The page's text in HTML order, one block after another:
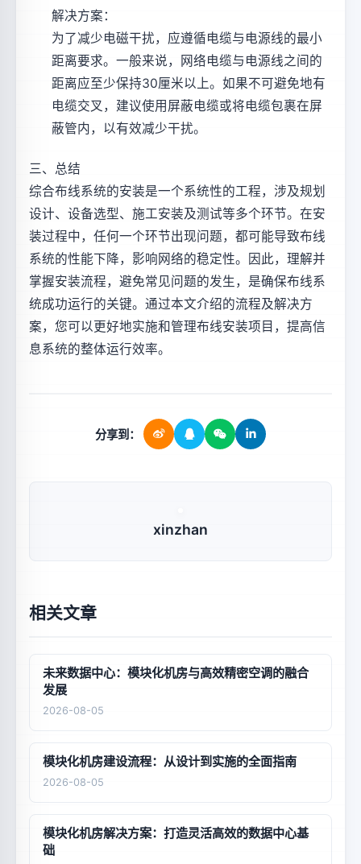
解决方案：
为了减少电磁干扰，应遵循电缆与电源线的最小
距离要求。一般来说，网络电缆与电源线之间的
距离应至少保持30厘米以上。如果不可避免地有
电缆交叉，建议使用屏蔽电缆或将电缆包裹在屏
蔽管内，以有效减少干扰。
三、总结
综合布线系统的安装是一个系统性的工程，涉及规划
设计、设备选型、施工安装及测试等多个环节。在安
装过程中，任何一个环节出现问题，都可能导致布线
系统的性能下降，影响网络的稳定性。因此，理解并
掌握安装流程，避免常见问题的发生，是确保布线系
统成功运行的关键。通过本文介绍的流程及解决方
案，您可以更好地实施和管理布线安装项目，提高信
息系统的整体运行效率。
分享到：
xinzhan
相关文章
未来数据中心：模块化机房与高效精密空调的融合
发展
2026-08-05
模块化机房建设流程：从设计到实施的全面指南
2026-08-05
模块化机房解决方案：打造灵活高效的数据中心基
础